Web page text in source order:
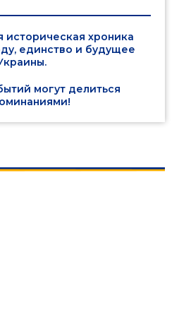
историческая хроника
единство и будущее
могут делиться